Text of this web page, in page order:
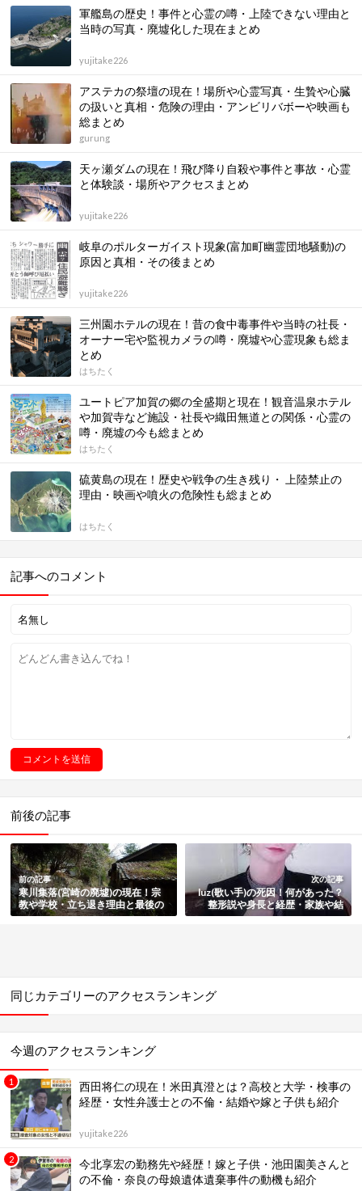
軍艦島の歴史！事件と心霊の噂・上陸できない理由と
当時の写真・廃墟化した現在まとめ
yujitake226
アステカの祭壇の現在！場所や心霊写真・生贄や心臓
の扱いと真相・危険の理由・アンビリバボーや映画も
総まとめ
gurung
天ヶ瀬ダムの現在！飛び降り自殺や事件と事故・心霊
と体験談・場所やアクセスまとめ
yujitake226
岐阜のポルターガイスト現象(富加町幽霊団地騒動)の
原因と真相・その後まとめ
yujitake226
三州園ホテルの現在！昔の食中毒事件や当時の社長・
オーナー宅や監視カメラの噂・廃墟や心霊現象も総ま
とめ
はちたく
ユートピア加賀の郷の全盛期と現在！観音温泉ホテル
や加賀寺など施設・社長や織田無道との関係・心霊の
噂・廃墟の今も総まとめ
はちたく
硫黄島の現在！歴史や戦争の生き残り・ 上陸禁止の
理由・映画や噴火の危険性も総まとめ
はちたく
記事へのコメント
前後の記事
前の記事
寒川集落(宮崎の廃墟)の現在！宗
教や学校・立ち退き理由と最後の
住人・事件や心霊の噂も紹介
次の記事
luz(歌い手)の死因！何があった？
整形説や身長と経歴・家族や結
婚・過去の炎上騒動も紹介
同じカテゴリーのアクセスランキング
今週のアクセスランキング
西田将仁の現在！米田真澄とは？高校と大学・検事の
経歴・女性弁護士との不倫・結婚や嫁と子供も紹介
yujitake226
今北享宏の勤務先や経歴！嫁と子供・池田園美さんと
の不倫・奈良の母娘遺体遺棄事件の動機も紹介